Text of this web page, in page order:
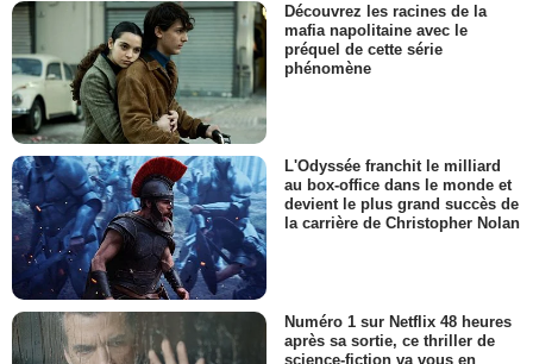
Découvrez les racines de la
mafia napolitaine avec le
préquel de cette série
phénomène
L'Odyssée franchit le milliard
au box-office dans le monde et
devient le plus grand succès de
la carrière de Christopher Nolan
Numéro 1 sur Netflix 48 heures
après sa sortie, ce thriller de
science-fiction va vous en